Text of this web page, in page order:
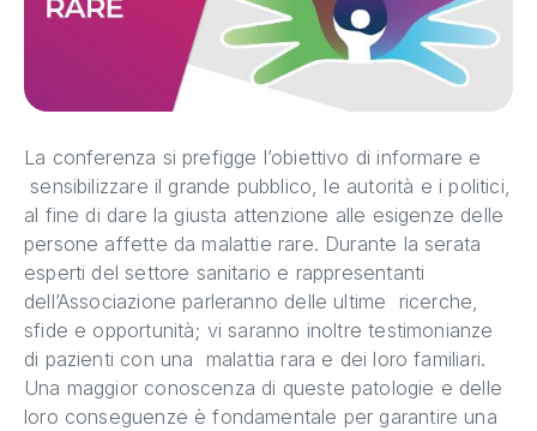
La conferenza si prefigge l’obiettivo di informare e
sensibilizzare il grande pubblico, le autorità e i politici,
al fine di dare la giusta attenzione alle esigenze delle
persone affette da malattie rare. Durante la serata
esperti del settore sanitario e rappresentanti
dell’Associazione parleranno delle ultime ricerche,
sfide e opportunità; vi saranno inoltre testimonianze
di pazienti con una malattia rara e dei loro familiari.
Una maggior conoscenza di queste patologie e delle
loro conseguenze è fondamentale per garantire una